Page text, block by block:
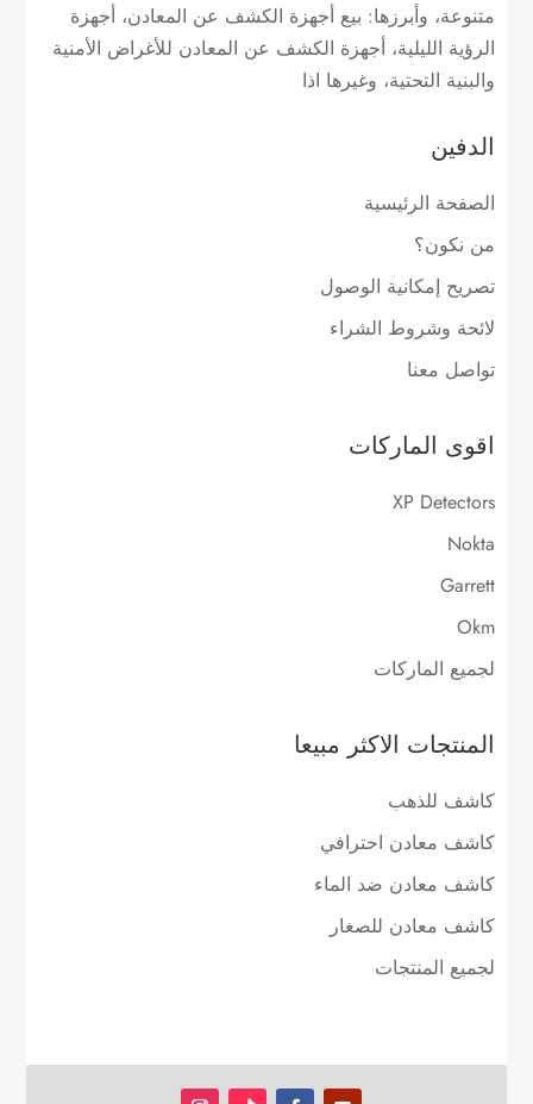
متنوعة، وأبرزها: بيع أجهزة الكشف عن المعادن، أجهزة
الرؤية الليلية، أجهزة الكشف عن المعادن للأغراض الأمنية
والبنية التحتية، وغيرها اذا
الدفين
الصفحة الرئيسية
من نكون؟
تصريح إمكانية الوصول
لائحة وشروط الشراء
تواصل معنا
اقوى الماركات
XP Detectors
Nokta
Garrett
Okm
لجميع الماركات
المنتجات الاكثر مبيعا
كاشف للذهب
كاشف معادن احترافي
كاشف معادن ضد الماء
كاشف معادن للصغار
لجميع المنتجات